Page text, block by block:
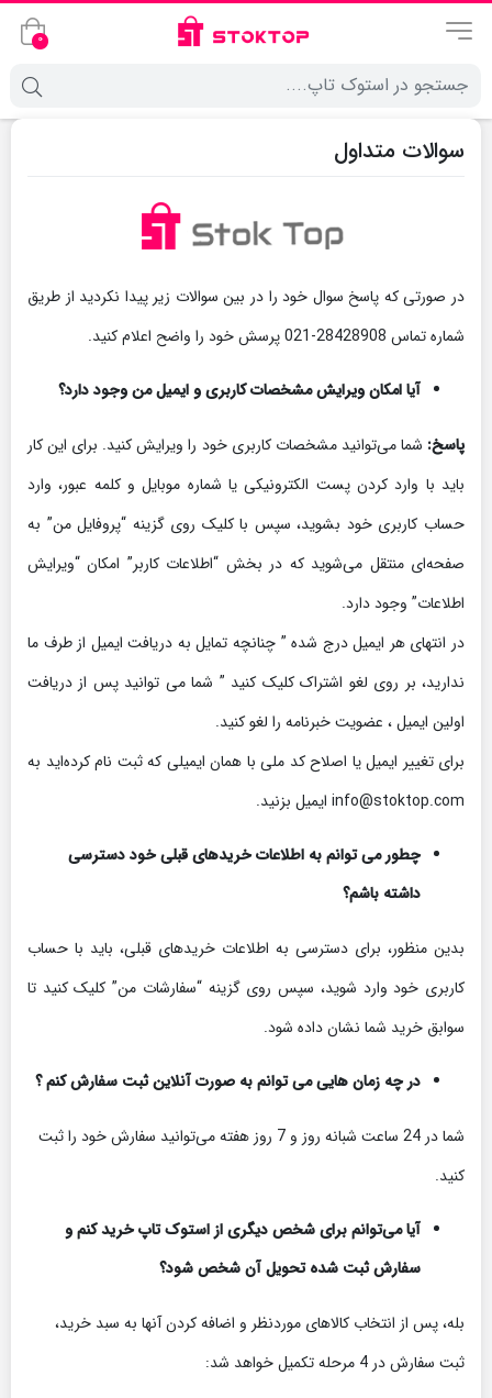
0
سوالات متداول
در صورتی که پاسخ سوال خود را در بین سوالات زیر پیدا نکردید از طریق
شماره تماس 28428908-021 پرسش خود را واضح اعلام کنید.
آیا امکان ویرایش مشخصات کاربری و ایمیل من وجود دارد؟
پاسخ: شما می‏‌توانید مشخصات کاربری خود را ویرایش کنید. برای این کار
باید با وارد کردن پست الکترونیکی یا شماره موبایل و کلمه عبور، وارد
حساب کاربری خود بشوید، سپس با کلیک روی گزینه “پروفایل من” به
صفحه‏‌ای منتقل می‏‌شوید که در بخش “اطلاعات کاربر” امکان “ویرایش
اطلاعات” وجود دارد.
در انتهای هر ایمیل درج شده ” چنانچه تمایل به دریافت ایمیل از طرف ما
ندارید، بر روی لغو اشتراک کلیک کنید ” شما می توانید پس از دریافت
اولین ایمیل ، عضویت خبرنامه را لغو کنید.
برای تغییر ایمیل یا اصلاح کد ملی با همان ایمیلی که ثبت نام کرده‏‌اید به
info@stoktop.com ایمیل بزنید.
چطور می‌‏ توانم به اطلاعات خریدهای قبلی خود دسترسی
داشته باشم؟
بدین منظور، برای دسترسی به اطلاعات خریدهای قبلی، باید با حساب
کاربری خود وارد شوید، سپس روی گزینه “سفارشات من” کلیک کنید تا
سوابق خرید شما نشان داده ‏شود.
در چه زمان هایی می توانم به صورت آنلاین ثبت سفارش کنم ؟
شما در 24 ساعت شبانه روز و 7 روز هفته می‌‏توانید سفارش خود را ثبت
کنید.
آیا می‌توانم برای شخص دیگری از استوک تاپ خرید کنم و
سفارش ثبت شده تحویل آن شخص شود؟
بله، پس از انتخاب کالاهای موردنظر و اضافه کردن آنها به سبد خرید،
ثبت سفارش در 4 مرحله تکمیل خواهد شد: